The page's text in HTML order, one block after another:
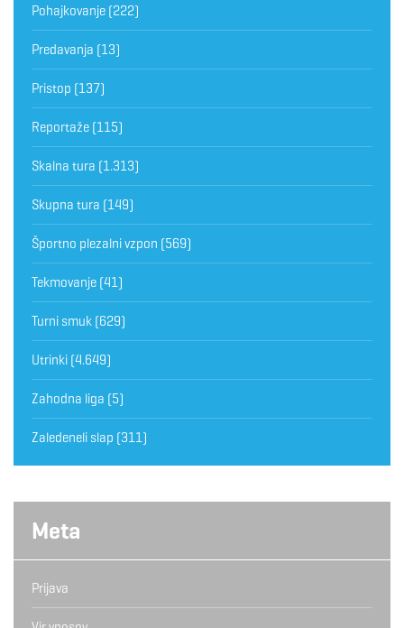
Pohajkovanje (222)
Predavanja (13)
Pristop (137)
Reportaže (115)
Skalna tura (1.313)
Skupna tura (149)
Športno plezalni vzpon (569)
Tekmovanje (41)
Turni smuk (629)
Utrinki (4.649)
Zahodna liga (5)
Zaledeneli slap (311)
Meta
Prijava